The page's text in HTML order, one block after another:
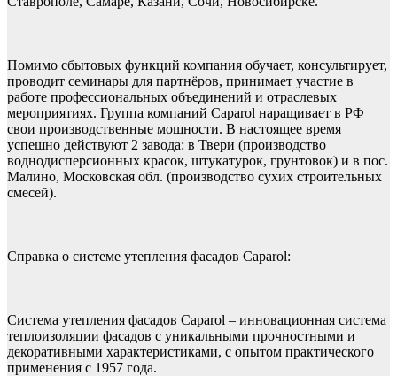
Помимо сбытовых функций компания обучает, консультирует,
проводит семинары для партнёров, принимает участие в
работе профессиональных объединений и отраслевых
мероприятиях. Группа компаний Caparol наращивает в РФ
свои производственные мощности. В настоящее время
успешно действуют 2 завода: в Твери (производство
воднодисперсионных красок, штукатурок, грунтовок) и в пос.
Малино, Московская обл. (производство сухих строительных
смесей).
Справка о системе утепления фасадов Caparol:
Система утепления фасадов Caparol – инновационная система
теплоизоляции фасадов с уникальными прочностными и
декоративными характеристиками, с опытом практического
применения с 1957 года.